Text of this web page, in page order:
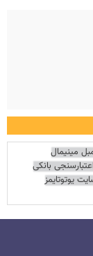
مینیمال
بانکی
یوتوتایمز